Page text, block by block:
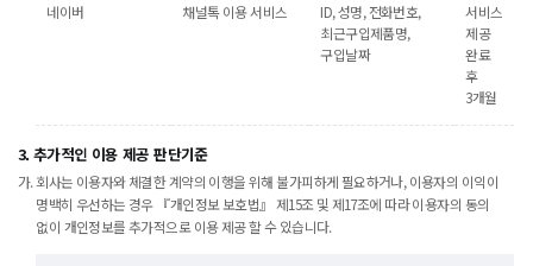
네이버 채널톡 이용 서비스
ID, 성명, 전화번호,
최근구입제품명,
구입날짜
서비스
제공
완료
후
3개월
3. 추가적인 이용 제공 판단기준
회사는 이용자와 체결한 계약의 이행을 위해 불가피하게 필요하거나, 이용자의 이익이
명백히 우선하는 경우 『개인정보 보호법』 제15조 및 제17조에 따라 이용자의 동의
없이 개인정보를 추가적으로 이용 제공 할 수 있습니다.